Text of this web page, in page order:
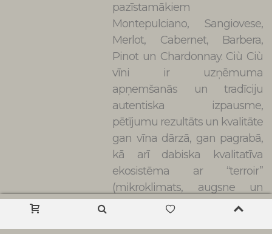
pazīstamākiem
Montepulciano, Sangiovese,
Merlot, Cabernet, Barbera,
Pinot un Chardonnay. Ciù Ciù
vīni ir uzņēmuma
apņemšanās un tradīciju
autentiska izpausme,
pētījumu rezultāts un kvalitāte
gan vīna dārzā, gan pagrabā,
kā arī dabiska kvalitatīva
ekosistēma ar “terroir”
(mikroklimats, augsne un
zemes dzīles), kas ir unikāls